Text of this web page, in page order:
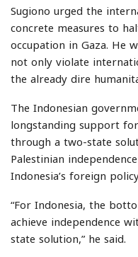
Sugiono urged the
concrete measures to
occupation in Gaza. He
not only violate
the already dire
The Indonesian
longstanding support
through a two-state
Palestinian
Indonesia’s foreign
“For Indonesia, the
achieve independence
state solution,” he said.